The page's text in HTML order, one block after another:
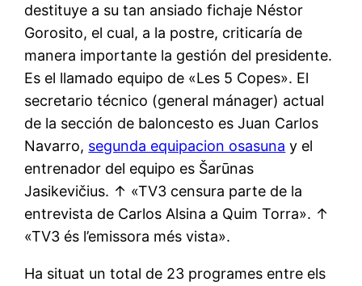
destituye a su tan ansiado fichaje Néstor
Gorosito, el cual, a la postre, criticaría de
manera importante la gestión del presidente.
Es el llamado equipo de «Les 5 Copes». El
secretario técnico (general mánager) actual
de la sección de baloncesto es Juan Carlos
Navarro, segunda equipacion osasuna y el
entrenador del equipo es Šarūnas
Jasikevičius. ↑ «TV3 censura parte de la
entrevista de Carlos Alsina a Quim Torra». ↑
«TV3 és l’emissora més vista».
Ha situat un total de 23 programes entre els